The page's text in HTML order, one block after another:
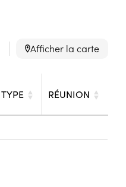
Afficher la carte
TYPE RÉUNION